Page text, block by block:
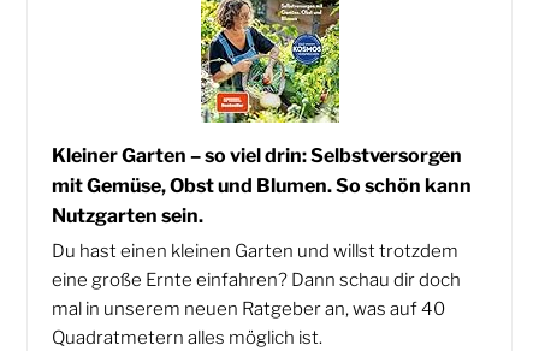
Kleiner Garten – so viel drin: Selbstversorgen
mit Gemüse, Obst und Blumen. So schön kann
Nutzgarten sein.
Du hast einen kleinen Garten und willst trotzdem
eine große Ernte einfahren? Dann schau dir doch
mal in unserem neuen Ratgeber an, was auf 40
Quadratmetern alles möglich ist.